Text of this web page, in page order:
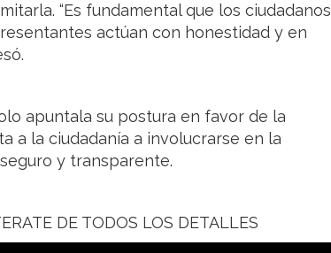
“Es fundamental que los ciudadanos
actúan con honestidad y en
apuntala su postura en favor de la
a la ciudadanía a involucrarse en la
y transparente.
DE TODOS LOS DETALLES